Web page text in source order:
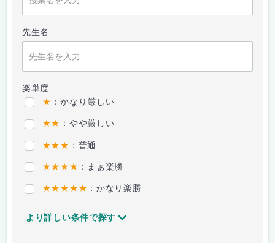
先生名
楽単度
★ ：かなり厳しい
★★ ：やや厳しい
★★★ ：普通
★★★★ ：まぁ楽勝
★★★★★ ：かなり楽勝
より詳しい条件で探す